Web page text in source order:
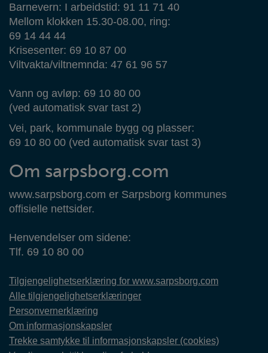
Barnevern: I arbeidstid: 91 11 71 40
Mellom klokken 15.30-08.00, ring:
69 14 44 44
Krisesenter: 69 10 87 00
Viltvakta/viltnemnda: 47 61 96 57
Vann og avløp: 69 10 80 00
(ved automatisk svar tast 2)
Vei, park, kommunale bygg og plasser:
69 10 80 00 (ved automatisk svar tast 3)
Om sarpsborg.com
www.sarpsborg.com er Sarpsborg kommunes
offisielle nettsider.
Henvendelser om sidene:
Tlf. 69 10 80 00
Tilgjengelighetserklæring for www.sarpsborg.com
Alle tilgjengelighetserklæringer
Personvernerklæring
Om informasjonskapsler
Trekke samtykke til informasjonskapsler (cookies)